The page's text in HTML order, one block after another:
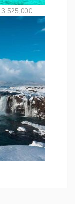
3.525,00€